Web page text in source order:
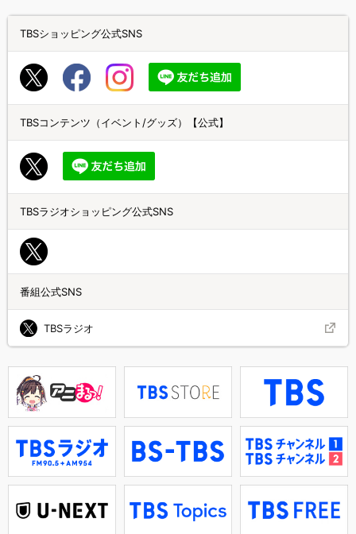
TBSショッピング公式SNS
TBSコンテンツ（イベント/グッズ）【公式】
TBSラジオショッピング公式SNS
番組公式SNS
TBSラジオ